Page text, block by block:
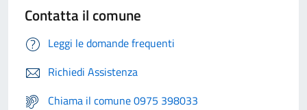
Contatta il comune
Leggi le domande frequenti
Richiedi Assistenza
Chiama il comune 0975 398033